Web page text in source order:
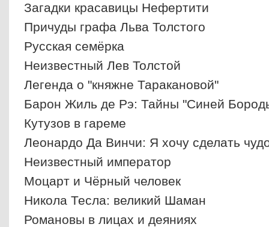
Загадки красавицы Нефертити
Причуды графа Льва Толстого
Русская семёрка
Неизвестный Лев Толстой
Легенда о "княжне Таракановой"
Барон Жиль де Рэ: Тайны "Синей
Кутузов в гареме
Леонардо Да Винчи: Я хочу сделать
Неизвестный император
Моцарт и Чёрный человек
Никола Тесла: великий Шаман
Романовы в лицах и деяниях